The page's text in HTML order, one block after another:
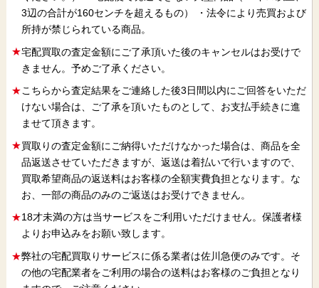
3辺の合計が160センチを超えるもの） ・法令により売買および
所持が禁じられている商品。
宅配買取の査定金額にご了承頂いた後のキャンセルはお受けで
きません。予めご了承ください。
こちらから査定結果をご連絡した後3日間以内にご回答をいただ
けない場合は、ご了承を頂いたものとして、お支払手続きに進
ませて頂きます。
買取りの査定金額にご納得いただけなかった場合は、商品を全
品返送させていただきますが、返送は着払いで行いますので、
買取希望商品の返送料はお客様の全額実費負担となります。な
お、一部の商品のみのご返送はお受けできません。
18才未満の方は当サービスをご利用いただけません。保護者様
よりお申込みをお願い致します。
弊社の宅配買取りサービスに係る業者は佐川急便のみです。そ
の他の宅配業者をご利用の場合の送料はお客様のご負担となり